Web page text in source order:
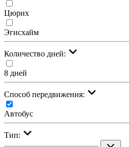
Цюрих
Эгисхайм
Количество дней:
8 дней
Cпособ передвижения:
Автобус
Тип: